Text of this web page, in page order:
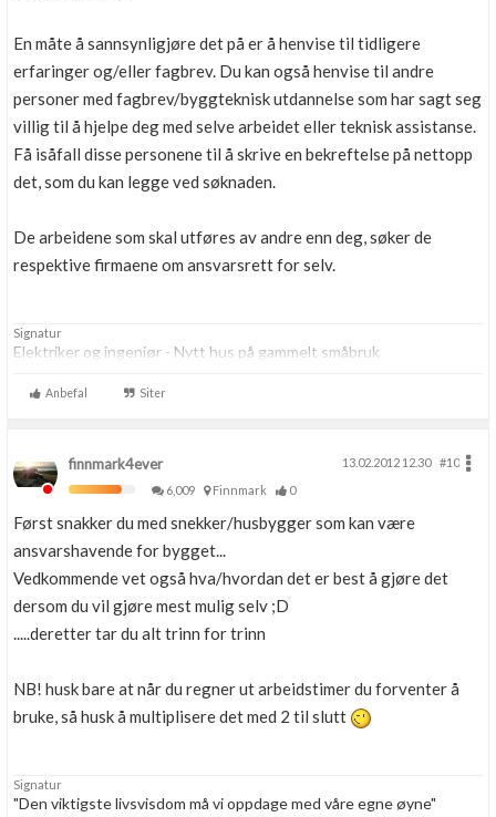
En måte å sannsynligjøre det på er å henvise til tidligere
erfaringer og/eller fagbrev. Du kan også henvise til andre
personer med fagbrev/byggteknisk utdannelse som har sagt seg
villig til å hjelpe deg med selve arbeidet eller teknisk assistanse.
Få isåfall disse personene til å skrive en bekreftelse på nettopp
det, som du kan legge ved søknaden.
De arbeidene som skal utføres av andre enn deg, søker de
respektive firmaene om ansvarsrett for selv.
Signatur
Elektriker og ingeniør - Nytt hus på gammelt småbruk
Anbefal Siter
finnmark4ever 13.02.2012 12.30
#10
6,009
Finnmark 0
Først snakker du med snekker/husbygger som kan være
ansvarshavende for bygget...
Vedkommende vet også hva/hvordan det er best å gjøre det
dersom du vil gjøre mest mulig selv ;D
.....deretter tar du alt trinn for trinn
NB! husk bare at når du regner ut arbeidstimer du forventer å
bruke, så husk å multiplisere det med 2 til slutt
Signatur
"Den viktigste livsvisdom må vi oppdage med våre egne øyne"